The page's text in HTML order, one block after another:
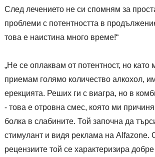
След лечението не си спомням за
проблеми с потентността в
това е наистина много време!“
„Не се оплаквам от потентност, но като
приемам голямо количество алкохол,
ерекцията. Реших ги с виагра, но в
- това е отровна смес, която ми
болка в слабините. Той започна да
стимулант и видя реклама на Alfazone.
рецензиите той се характеризира